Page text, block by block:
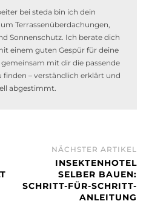
bei steda bin ich dein
Terrassenüberdachungen,
Sonnenschutz. Ich berate dich
einem guten Gespür für deine
gemeinsam mit dir die passende
finden – verständlich erklärt und
abgestimmt.
NÄCHSTER ARTIKEL
INSEKTENHOTEL
SELBER BAUEN:
SCHRITT-FÜR-SCHRITT-
ANLEITUNG